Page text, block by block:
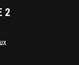
2